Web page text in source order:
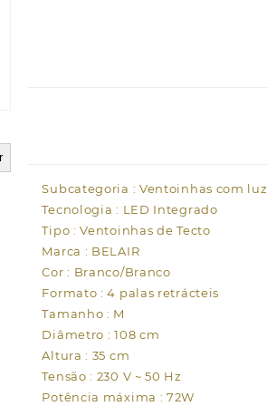
Subcategoria : Ventoinhas com luz
Tecnologia : LED Integrado
Tipo : Ventoinhas de Tecto
Marca : BELAIR
Cor : Branco/Branco
Formato : 4 palas retrácteis
Tamanho : M
Diâmetro : 108 cm
Altura : 35 cm
Tensão : 230 V ~ 50 Hz
Potência máxima : 72W